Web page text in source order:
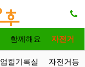
함께해요 자전거
업힐기록실 자전거등